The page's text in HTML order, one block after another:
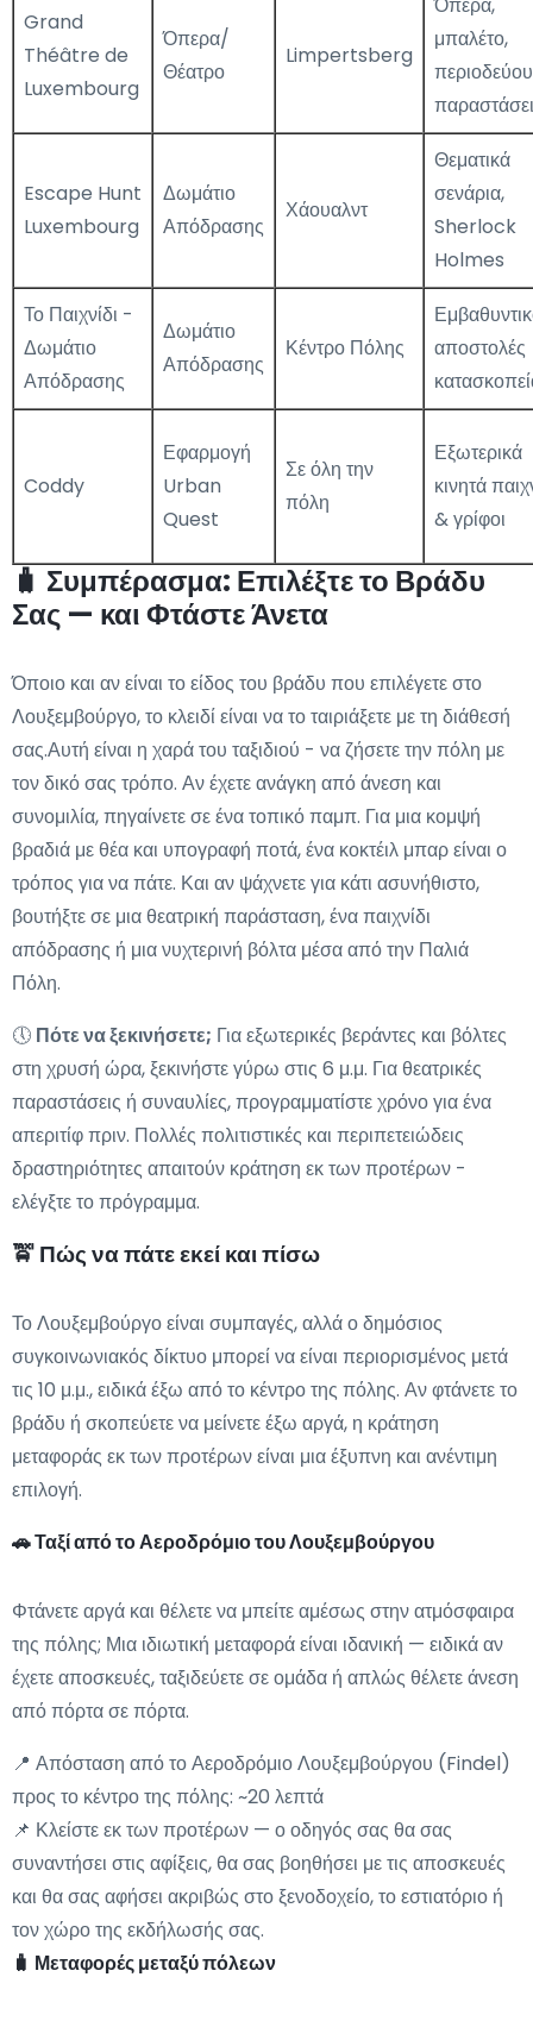
Grand
Théâtre de
Luxembourg
Όπερα/
Θέατρο
Limpertsberg
Όπερα,
μπαλέτο,
Escape Hunt
Luxembourg
Δωμάτιο
Απόδρασης
Χάουαλντ
Θεματικά
σενάρια,
Sherlock
Holmes
Το Παιχνίδι -
Δωμάτιο
Απόδρασης
Δωμάτιο
Απόδρασης
Κέντρο Πόλης
αποστολές
Coddy
Εφαρμογή
Urban
Quest
Σε όλη την
πόλη
Εξωτερικά
κινητά
& γρίφοι
🧳 Συμπέρασμα: Επιλέξτε το Βράδυ
Σας — και Φτάστε Άνετα
Όποιο και αν είναι το είδος του βράδυ που επιλέγετε στο
Λουξεμβούργο, το κλειδί είναι να το ταιριάξετε με τη διάθεσή
σας.Αυτή είναι η χαρά του ταξιδιού - να ζήσετε την πόλη με
τον δικό σας τρόπο. Αν έχετε ανάγκη από άνεση και
συνομιλία, πηγαίνετε σε ένα τοπικό παμπ. Για μια κομψή
βραδιά με θέα και υπογραφή ποτά, ένα κοκτέιλ μπαρ είναι ο
τρόπος για να πάτε. Και αν ψάχνετε για κάτι ασυνήθιστο,
βουτήξτε σε μια θεατρική παράσταση, ένα παιχνίδι
απόδρασης ή μια νυχτερινή βόλτα μέσα από την Παλιά
Πόλη.
🕔 Πότε να ξεκινήσετε; Για εξωτερικές βεράντες και βόλτες
στη χρυσή ώρα, ξεκινήστε γύρω στις 6 μ.μ. Για θεατρικές
παραστάσεις ή συναυλίες, προγραμματίστε χρόνο για ένα
απεριτίφ πριν. Πολλές πολιτιστικές και περιπετειώδεις
δραστηριότητες απαιτούν κράτηση εκ των προτέρων -
ελέγξτε το πρόγραμμα.
🚖 Πώς να πάτε εκεί και πίσω
Το Λουξεμβούργο είναι συμπαγές, αλλά ο δημόσιος
συγκοινωνιακός δίκτυο μπορεί να είναι περιορισμένος μετά
τις 10 μ.μ., ειδικά έξω από το κέντρο της πόλης. Αν φτάνετε το
βράδυ ή σκοπεύετε να μείνετε έξω αργά, η κράτηση
μεταφοράς εκ των προτέρων είναι μια έξυπνη και ανέντιμη
επιλογή.
🚗 Ταξί από το Αεροδρόμιο του Λουξεμβούργου
Φτάνετε αργά και θέλετε να μπείτε αμέσως στην ατμόσφαιρα
της πόλης; Μια ιδιωτική μεταφορά είναι ιδανική — ειδικά αν
έχετε αποσκευές, ταξιδεύετε σε ομάδα ή απλώς θέλετε άνεση
από πόρτα σε πόρτα.
📍 Απόσταση από το Αεροδρόμιο Λουξεμβούργου (Findel)
προς το κέντρο της πόλης: ~20 λεπτά
📌 Κλείστε εκ των προτέρων — ο οδηγός σας θα σας
συναντήσει στις αφίξεις, θα σας βοηθήσει με τις αποσκευές
και θα σας αφήσει ακριβώς στο ξενοδοχείο, το εστιατόριο ή
τον χώρο της εκδήλωσής σας.
🧳 Μεταφορές μεταξύ πόλεων